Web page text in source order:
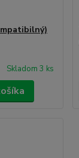
Skladom 3 ks